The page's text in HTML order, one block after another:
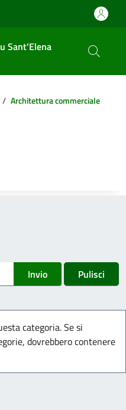
Sant'Elena
Architettura commerciale
Invio Pulisci
categoria. Se si
dovrebbero contenere